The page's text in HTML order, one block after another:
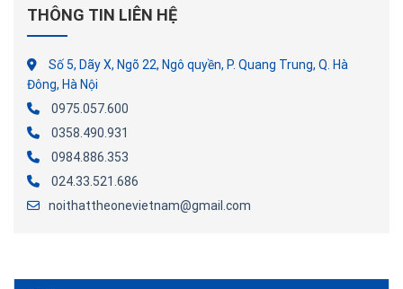
THÔNG TIN LIÊN HỆ
Số 5, Dãy X, Ngõ 22, Ngô quyền, P. Quang Trung, Q. Hà
Đông, Hà Nội
0975.057.600
0358.490.931
0984.886.353
024.33.521.686
noithattheonevietnam@gmail.com